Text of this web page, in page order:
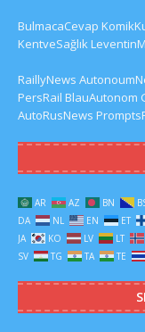
BulmacaCevap
KentveSağlık
RaillyNews
PersRail BlauAutonom
AutoRusNews
AR AZ BN
DA
NL EN ET
JA
KO LV LT
SV
TG TA TE